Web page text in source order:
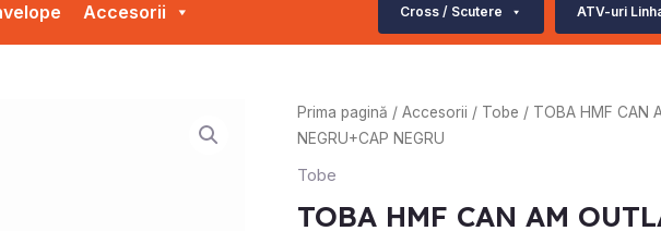
Accesorii Cross / Scutere ATV-uri
Prima pagină / Accesorii / Tobe / TOBA HMF CAN
NEGRU+CAP NEGRU
Tobe
TOBA HMF CAN AM